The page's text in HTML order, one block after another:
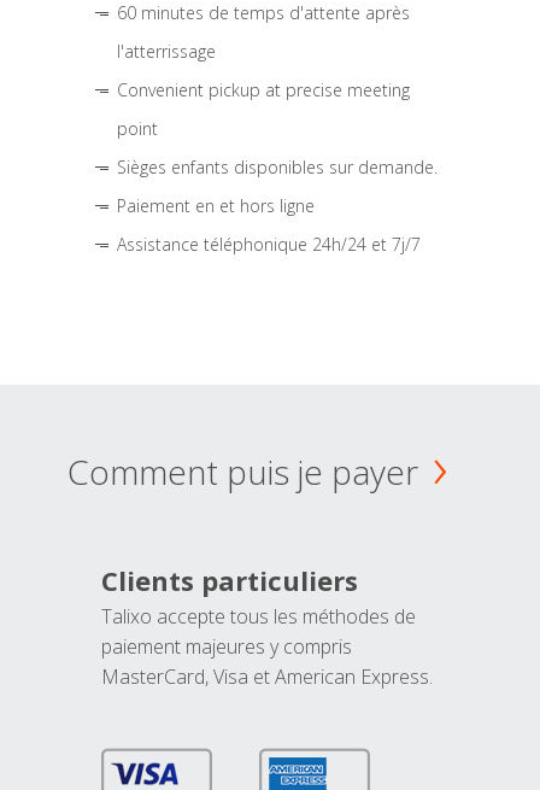
60 minutes de temps d'attente après
l'atterrissage
Convenient pickup at precise meeting
point
Sièges enfants disponibles sur demande.
Paiement en et hors ligne
Assistance téléphonique 24h/24 et 7j/7
Comment puis je payer
Clients particuliers
Talixo accepte tous les méthodes de
paiement majeures y compris
MasterCard, Visa et American Express.